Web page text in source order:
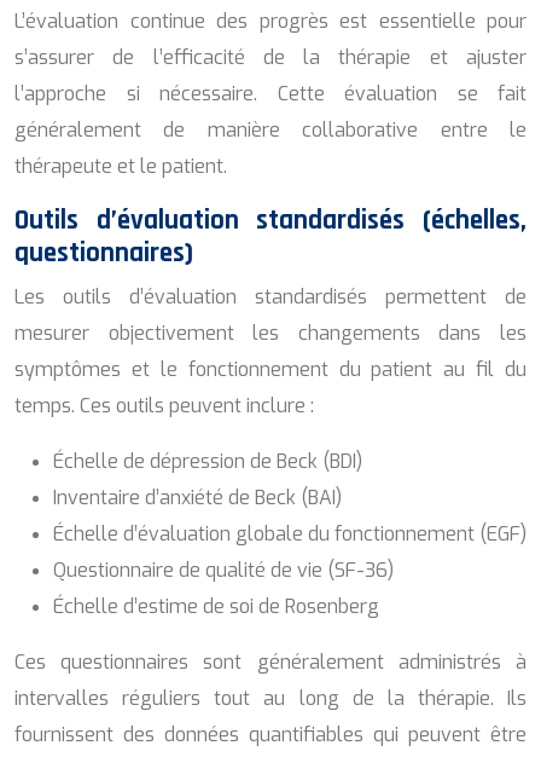
L’évaluation continue des progrès est essentielle pour
s’assurer de l’efficacité de la thérapie et ajuster
l’approche si nécessaire. Cette évaluation se fait
généralement de manière collaborative entre le
thérapeute et le patient.
Outils d’évaluation standardisés (échelles,
questionnaires)
Les outils d’évaluation standardisés permettent de
mesurer objectivement les changements dans les
symptômes et le fonctionnement du patient au fil du
temps. Ces outils peuvent inclure :
Échelle de dépression de Beck (BDI)
Inventaire d’anxiété de Beck (BAI)
Échelle d’évaluation globale du fonctionnement (EGF)
Questionnaire de qualité de vie (SF-36)
Échelle d’estime de soi de Rosenberg
Ces questionnaires sont généralement administrés à
intervalles réguliers tout au long de la thérapie. Ils
fournissent des données quantifiables qui peuvent être